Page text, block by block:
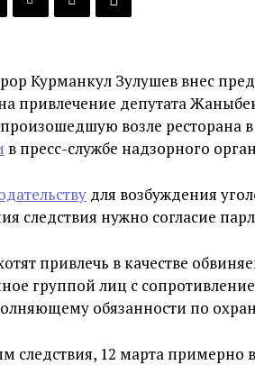
Курманкул Зулушев внес
привлечение депутата
возле ресторана
в пресс-службе надзорного
для возбуждения
следствия нужно согласие
привлечь в качестве
группой лиц с
обязанности по
следствия, 12 марта примерно